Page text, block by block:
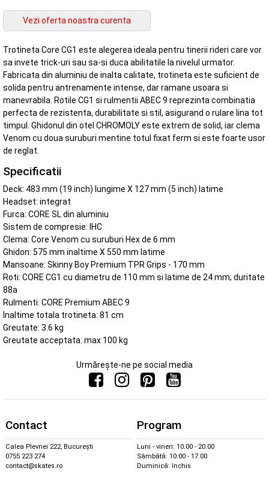
Trotineta Core CG1 este alegerea ideala pentru tinerii rideri care vor
sa invete trick-uri sau sa-si duca abilitatile la nivelul urmator.
Fabricata din aluminiu de inalta calitate, trotineta este suficient de
solida pentru antrenamente intense, dar ramane usoara si
manevrabila. Rotile CG1 si rulmentii ABEC 9 reprezinta combinatia
perfecta de rezistenta, durabilitate si stil, asigurand o rulare lina tot
timpul. Ghidonul din otel CHROMOLY este extrem de solid, iar clema
Venom cu doua suruburi mentine totul fixat ferm si este foarte usor
de reglat.
Specificatii
Deck: 483 mm (19 inch) lungime X 127 mm (5 inch) latime
Headset: integrat
Furca: CORE SL din aluminiu
Sistem de compresie: IHC
Clema: Core Venom cu suruburi Hex de 6 mm
Ghidon: 575 mm inaltime X 550 mm latime
Mansoane: Skinny Boy Premium TPR Grips - 170 mm
Roti: CORE CG1 cu diametru de 110 mm si latime de 24 mm; duritate
88a
Rulmenti: CORE Premium ABEC 9
Inaltime totala trotineta: 81 cm
Greutate: 3.6 kg
Greutate acceptata: max 100 kg
Urmărește-ne pe social media
Contact
Calea Plevnei 222, București
0755 223 274
contact@skates.ro
Program
Luni - vineri: 10.00 - 20.00
Sâmbătă: 10.00 - 17.00
Duminică: închis